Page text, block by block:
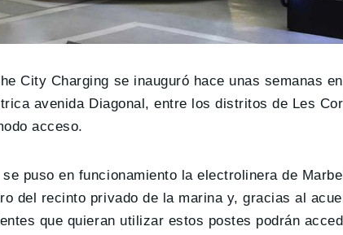
City Charging se inauguró hace unas semanas
avenida Diagonal, entre los distritos de Les
acceso.
puso en funcionamiento la electrolinera de
del recinto privado de la marina y, gracias al
que quieran utilizar estos postes podrán